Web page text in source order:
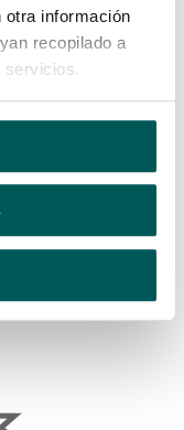
otra información
recopilado a
servicios.